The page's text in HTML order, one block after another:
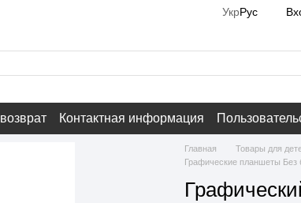
УкрРус
Контактная информация
Главная Товары для
Графические планшеты Без